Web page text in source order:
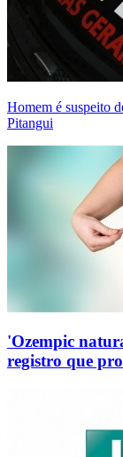
Homem é suspeito
Pitangui
'Ozempic
registro que